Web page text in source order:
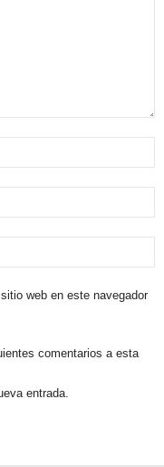
web en este navegador
comentarios a esta
entrada.